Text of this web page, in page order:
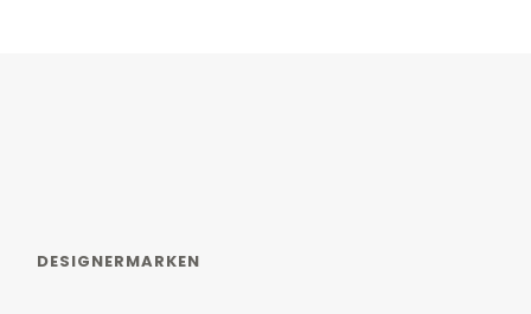
DESIGNERMARKEN